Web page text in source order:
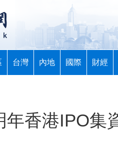
台灣 內地 國際 財經
年香港IPO集